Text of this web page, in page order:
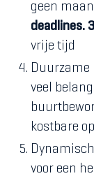
geen
deadlines.
vrije tijd
Duurzame
veel
kostbare
voor een